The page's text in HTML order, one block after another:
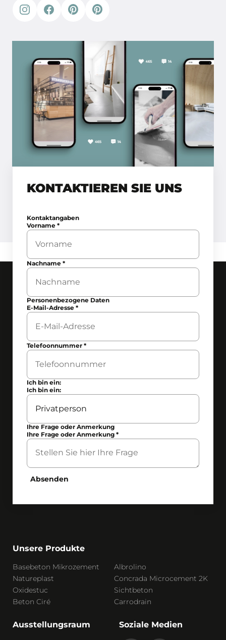
KONTAKTIEREN SIE UNS
Kontaktangaben
Vorname*
Nachname*
Personenbezogene Daten
E-Mail-Adresse*
Telefoonnummer*
Ich bin ein:
Ich bin ein:
Ihre Frage oder Anmerkung
Ihre Frage oder Anmerkung*
Absenden
Unsere Produkte
Basebeton Mikrozement
Albrolino
Natureplast
Concrada Microcement 2K
Oxidestuc
Sichtbeton
Beton Ciré
Carrodrain
Ausstellungsraum Soziale Medien